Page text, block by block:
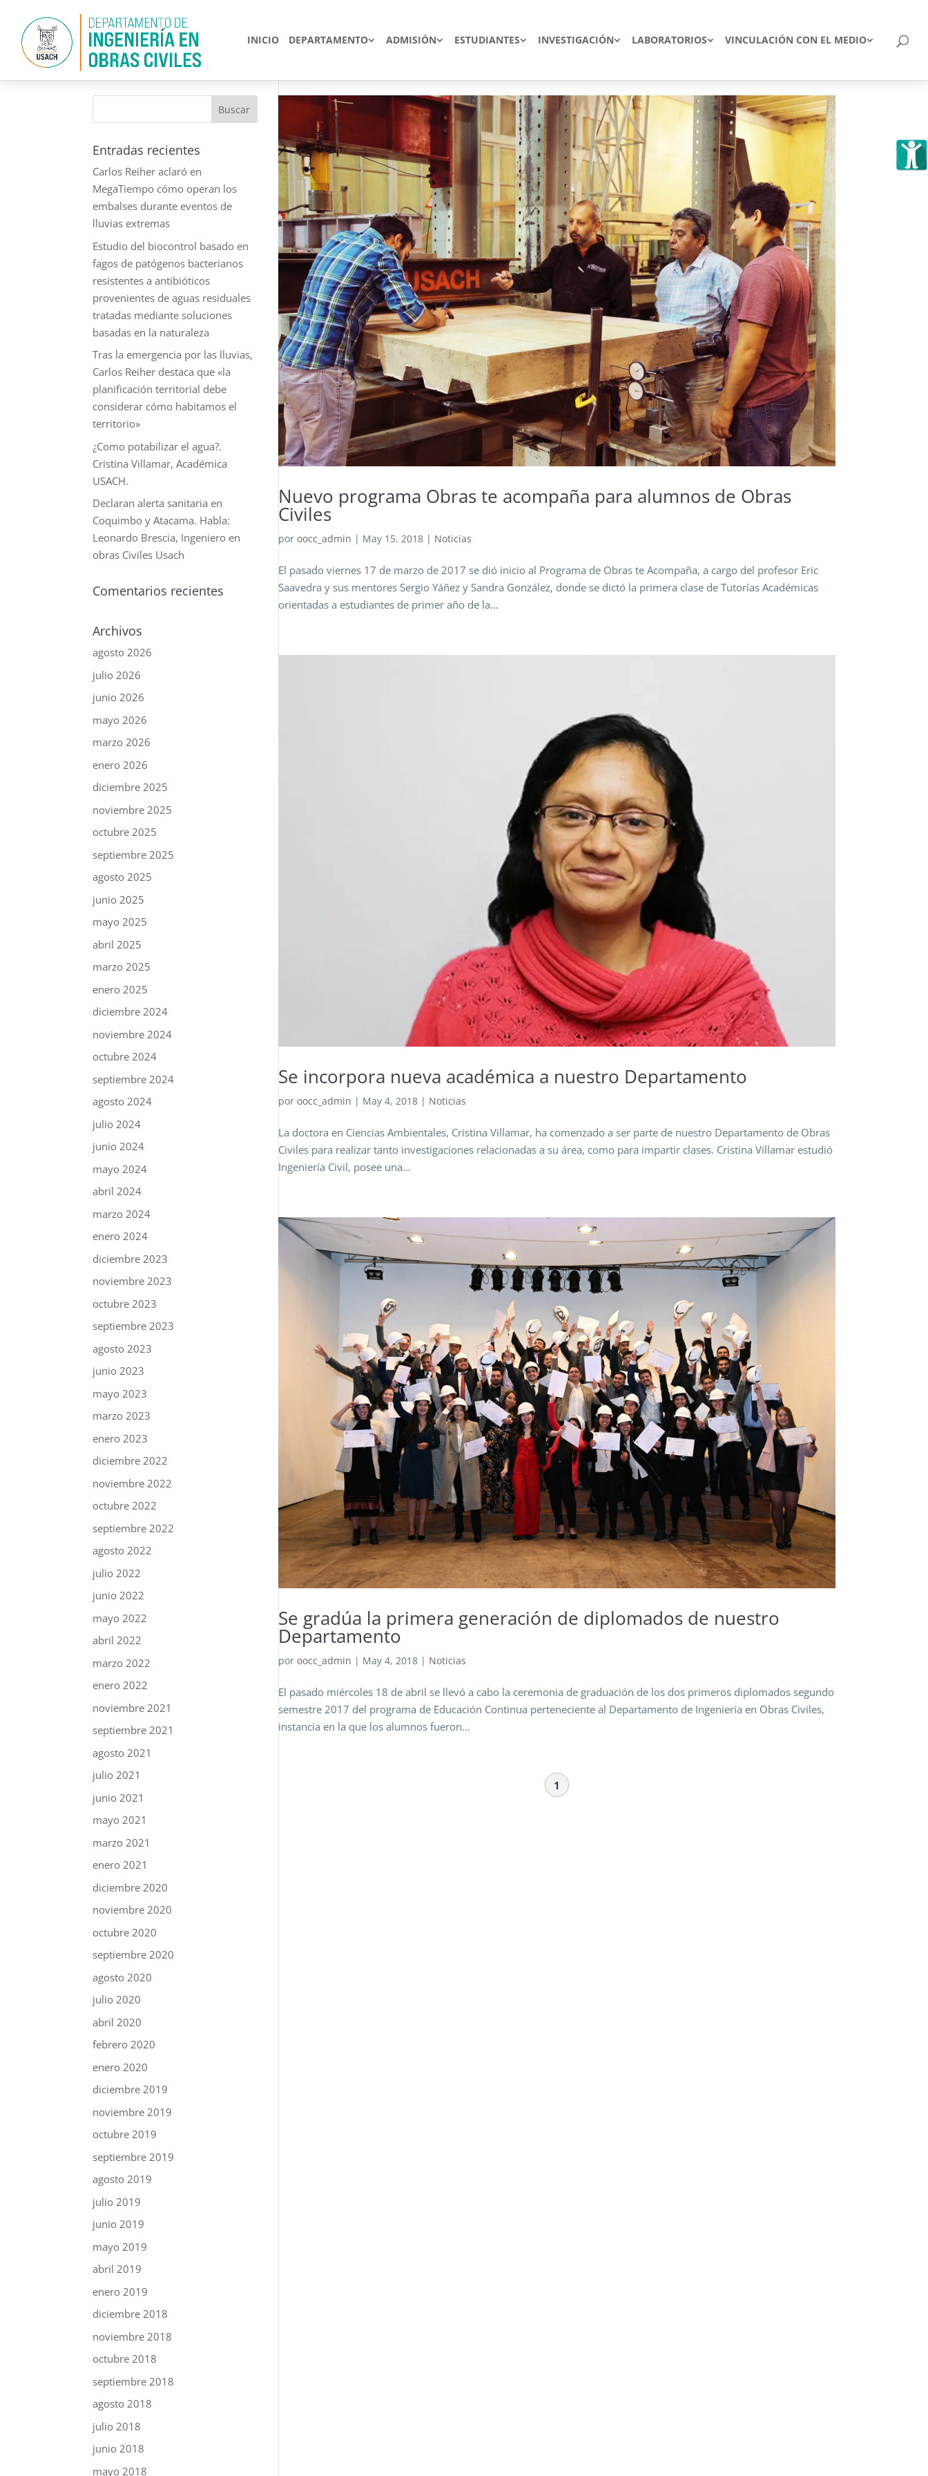
INICIO DEPARTAMENTO ADMISIÓN ESTUDIANTES INVESTIGACIÓN LABORATORIOS VINCULACIÓN CON EL MEDIO
Nuevo programa Obras te acompaña para alumnos de Obras
Civiles
poroocc_admin | May 15, 2018 | Noticias
El pasado viernes 17 de marzo de 2017 se dió inicio al Programa de Obras te Acompaña, a cargo del profesor Eric
Saavedra y sus mentores Sergio Yáñez y Sandra González, donde se dictó la primera clase de Tutorías Académicas
orientadas a estudiantes de primer año de la...
Se incorpora nueva académica a nuestro Departamento
poroocc_admin | May 4, 2018 | Noticias
La doctora en Ciencias Ambientales, Cristina Villamar, ha comenzado a ser parte de nuestro Departamento de Obras
Civiles para realizar tanto investigaciones relacionadas a su área, como para impartir clases. Cristina Villamar estudió
Ingeniería Civil, posee una...
Se gradúa la primera generación de diplomados de nuestro
Departamento
poroocc_admin | May 4, 2018 | Noticias
El pasado miércoles 18 de abril se llevó a cabo la ceremonia de graduación de los dos primeros diplomados segundo
semestre 2017 del programa de Educación Continua perteneciente al Departamento de Ingeniería en Obras Civiles,
instancia en la que los alumnos fueron...
1
Entradas recientes
Carlos Reiher aclaró en
MegaTiempo cómo operan los
embalses durante eventos de
lluvias extremas
Estudio del biocontrol basado en
fagos de patógenos bacterianos
resistentes a antibióticos
provenientes de aguas residuales
tratadas mediante soluciones
basadas en la naturaleza
Tras la emergencia por las lluvias,
Carlos Reiher destaca que «la
planificación territorial debe
considerar cómo habitamos el
territorio»
¿Como potabilizar el agua?.
Cristina Villamar, Académica
USACH.
Declaran alerta sanitaria en
Coquimbo y Atacama. Habla:
Leonardo Brescia, Ingeniero en
obras Civiles Usach
Comentarios recientes
Archivos
agosto 2026
julio 2026
junio 2026
mayo 2026
marzo 2026
enero 2026
diciembre 2025
noviembre 2025
octubre 2025
septiembre 2025
agosto 2025
junio 2025
mayo 2025
abril 2025
marzo 2025
enero 2025
diciembre 2024
noviembre 2024
octubre 2024
septiembre 2024
agosto 2024
julio 2024
junio 2024
mayo 2024
abril 2024
marzo 2024
enero 2024
diciembre 2023
noviembre 2023
octubre 2023
septiembre 2023
agosto 2023
junio 2023
mayo 2023
marzo 2023
enero 2023
diciembre 2022
noviembre 2022
octubre 2022
septiembre 2022
agosto 2022
julio 2022
junio 2022
mayo 2022
abril 2022
marzo 2022
enero 2022
noviembre 2021
septiembre 2021
agosto 2021
julio 2021
junio 2021
mayo 2021
marzo 2021
enero 2021
diciembre 2020
noviembre 2020
octubre 2020
septiembre 2020
agosto 2020
julio 2020
abril 2020
febrero 2020
enero 2020
diciembre 2019
noviembre 2019
octubre 2019
septiembre 2019
agosto 2019
julio 2019
junio 2019
mayo 2019
abril 2019
enero 2019
diciembre 2018
noviembre 2018
octubre 2018
septiembre 2018
agosto 2018
julio 2018
junio 2018
mayo 2018